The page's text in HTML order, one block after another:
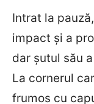
Intrat la
impact și a
dar șutul său
La cornerul
frumos cu